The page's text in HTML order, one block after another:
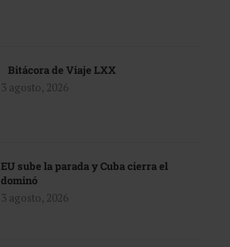
Bitácora de Viaje LXX
3 agosto, 2026
EU sube la parada y Cuba cierra el
dominó
3 agosto, 2026